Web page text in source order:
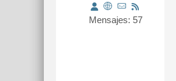
Mensajes: 57